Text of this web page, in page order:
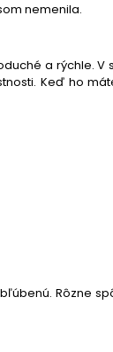
nemenila.
a rýchle. V
Keď ho
Rôzne